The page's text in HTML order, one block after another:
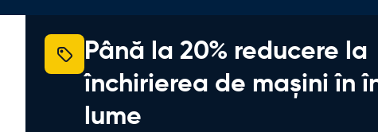
Până la 20% reducere la
închirierea de mașini în
lume